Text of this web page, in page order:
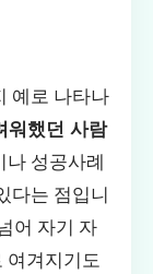
예로 나타나
워했던 사람
나 성공사례
다는 점입니
어 자기 자
여겨지기도